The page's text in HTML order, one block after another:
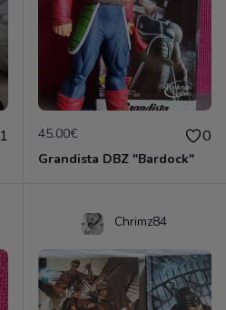
1 45.00€ 0
Grandista DBZ "Bardock"
Chrimz84